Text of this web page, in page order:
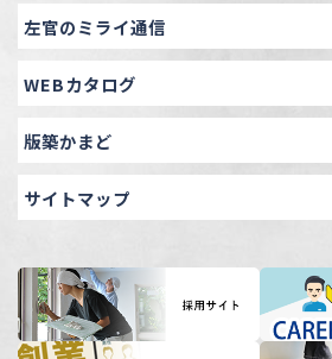
左官のミライ通信
WEBカタログ
版築かまど
サイトマップ